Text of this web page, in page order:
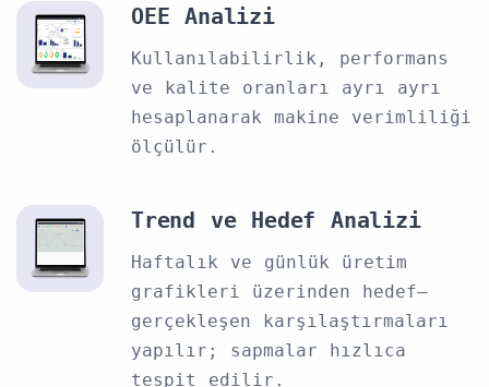
OEE Analizi
Kullanılabilirlik, performans
ve kalite oranları ayrı ayrı
hesaplanarak makine verimliliği
ölçülür.
Trend ve Hedef Analizi
Haftalık ve günlük üretim
grafikleri üzerinden hedef–
gerçekleşen karşılaştırmaları
yapılır; sapmalar hızlıca
tespit edilir.